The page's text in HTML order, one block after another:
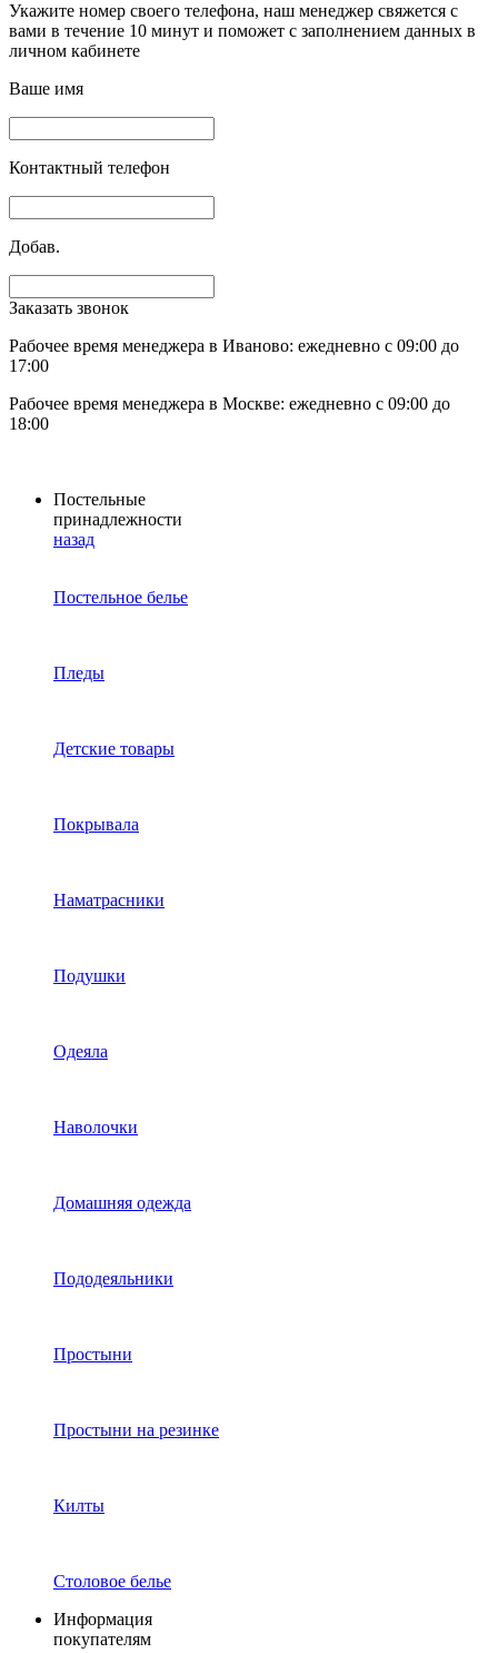
Укажите номер своего телефона, наш менеджер свяжется с
вами в течение 10 минут и поможет с заполнением данных в
личном кабинете
Ваше имя
Контактный телефон
Добав.
Заказать звонок
Рабочее время менеджера в Иваново: ежедневно с 09:00 до
17:00
Рабочее время менеджера в Москве: ежедневно с 09:00 до
18:00
Постельные
принадлежности
назад
Постельное белье
Пледы
Детские товары
Покрывала
Наматрасники
Подушки
Одеяла
Наволочки
Домашняя одежда
Пододеяльники
Простыни
Простыни на резинке
Килты
Столовое белье
Информация
покупателям